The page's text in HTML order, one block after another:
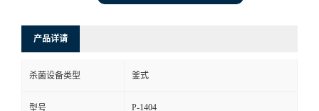
产品详请
杀菌设备类型 釜式
型号 P-1404